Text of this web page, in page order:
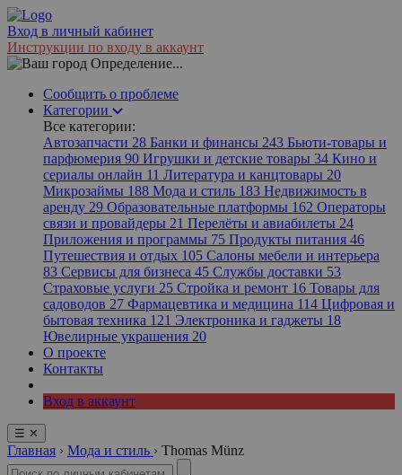
Вход в личный кабинет
Инструкции по входу в аккаунт
Определение...
Сообщить о проблеме
Категории
Все категории:
Автозапчасти 28 Банки и финансы 243 Бьюти-товары и
парфюмерия 90 Игрушки и детские товары 34 Кино и
сериалы онлайн 11 Литература и канцтовары 20
Микрозаймы 188 Мода и стиль 183 Недвижимость в
аренду 29 Образовательные платформы 162 Операторы
связи и провайдеры 21 Перелёты и авиабилеты 24
Приложения и программы 75 Продукты питания 46
Путешествия и отдых 105 Салоны мебели и интерьера
83 Сервисы для бизнеса 45 Службы доставки 53
Страховые услуги 25 Стройка и ремонт 16 Товары для
садоводов 27 Фармацевтика и медицина 114 Цифровая и
бытовая техника 121 Электроника и гаджеты 18
Ювелирные украшения 20
О проекте
Контакты
Вход в аккаунт
☰ ✕
Главная › Мода и стиль › Thomas Münz